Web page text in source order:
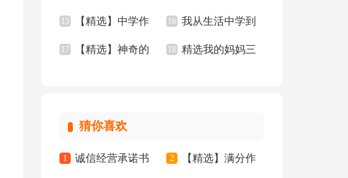
年的作文3篇 文汇总九篇
15 【精选】中学作
文600字合集8篇
16 我从生活中学到
了语文作文(15篇)
17 【精选】神奇的 18 精选我的妈妈三
猜你喜欢
1 诚信经营承诺书 2 【精选】满分作